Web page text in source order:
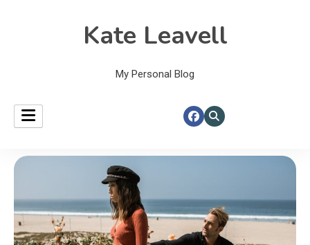
Kate Leavell
My Personal Blog